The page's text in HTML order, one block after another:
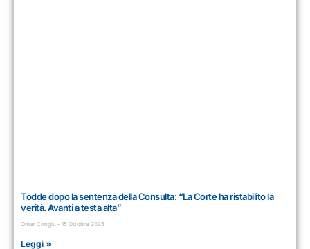
Todde dopo la sentenza della Consulta: “La Corte ha ristabilito la
verità. Avanti a testa alta”
Omar Congiu 15 Ottobre 2025
Leggi »